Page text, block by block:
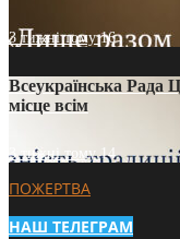
3 тижні тому16
Всеукраїнська Рада
місце всім
3 тижні тому14
ПОЖЕРТВА
НАШ ТЕЛЕГРАМ